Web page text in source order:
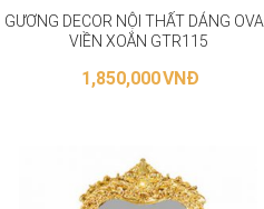
GƯƠNG DECOR NỘI THẤT DÁNG OVAL
VIỀN XOẮN GTR115
1,850,000VNĐ